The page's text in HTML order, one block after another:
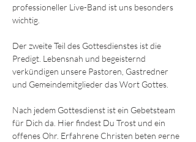
professioneller Live-Band ist uns besonders
wichtig.
Der zweite Teil des Gottesdienstes ist die
Predigt. Lebensnah und begeisternd
verkündigen unsere Pastoren, Gastredner
und Gemeindemitglieder das Wort Gottes.
Nach jedem Gottesdienst ist ein Gebetsteam
für Dich da. Hier findest Du Trost und ein
offenes Ohr. Erfahrene Christen beten gerne